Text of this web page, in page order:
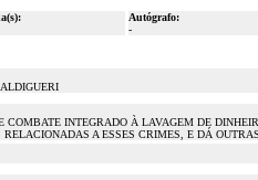
Autógrafo:
-
COMBATE INTEGRADO À LAVAGEM DE
RELACIONADAS A ESSES CRIMES, E DÁ